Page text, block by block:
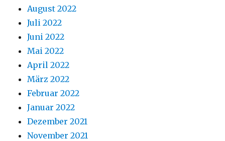
August 2022
Juli 2022
Juni 2022
Mai 2022
April 2022
März 2022
Februar 2022
Januar 2022
Dezember 2021
November 2021